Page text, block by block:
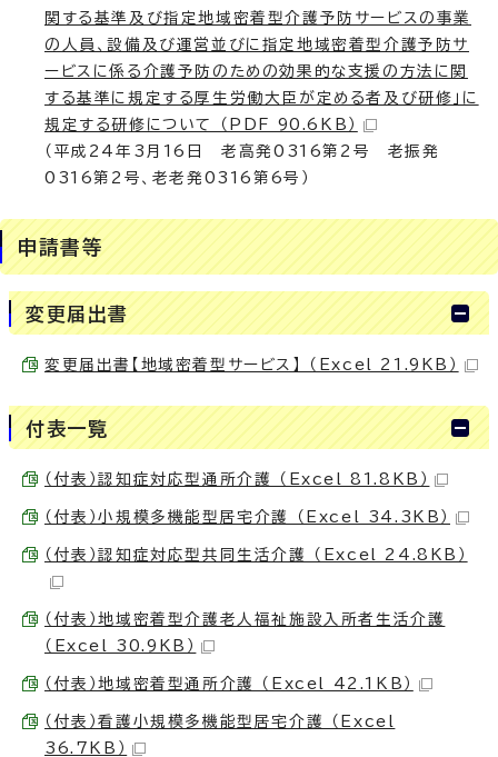
関する基準及び指定地域密着型介護予防サービスの事業
の人員、設備及び運営並びに指定地域密着型介護予防サ
ービスに係る介護予防のための効果的な支援の方法に関
する基準に規定する厚生労働大臣が定める者及び研修」に
規定する研修について （PDF 90.6KB）
（平成24年3月16日 老高発0316第2号 老振発
0316第2号、老老発0316第6号）
申請書等
変更届出書
変更届出書【地域密着型サービス】 （Excel 21.9KB）
付表一覧
（付表）認知症対応型通所介護 （Excel 81.8KB）
（付表）小規模多機能型居宅介護 （Excel 34.3KB）
（付表）認知症対応型共同生活介護 （Excel 24.8KB）
（付表）地域密着型介護老人福祉施設入所者生活介護
（Excel 30.9KB）
（付表）地域密着型通所介護 （Excel 42.1KB）
（付表）看護小規模多機能型居宅介護 （Excel
36.7KB）